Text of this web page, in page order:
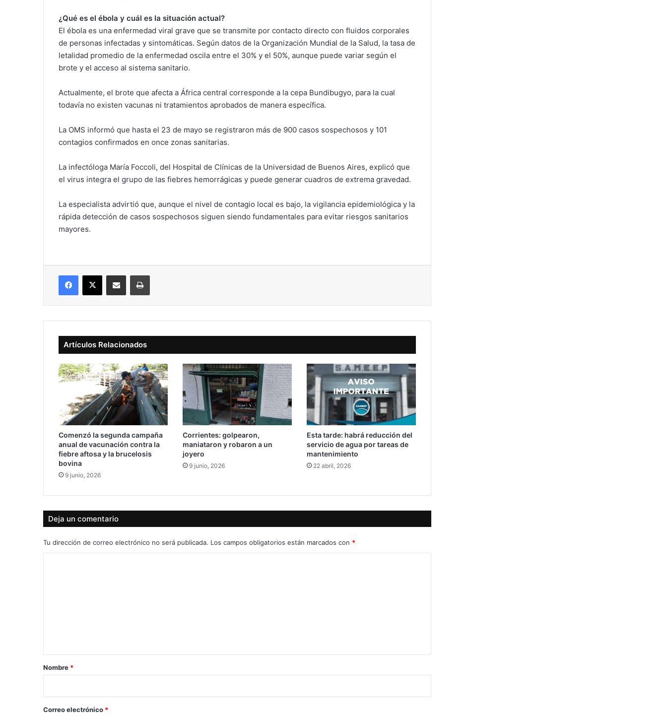
¿Qué es el ébola y cuál es la situación actual?
El ébola es una enfermedad viral grave que se transmite por contacto directo con fluidos corporales
de personas infectadas y sintomáticas. Según datos de la Organización Mundial de la Salud, la tasa de
letalidad promedio de la enfermedad oscila entre el 30% y el 50%, aunque puede variar según el
brote y el acceso al sistema sanitario.
Actualmente, el brote que afecta a África central corresponde a la cepa Bundibugyo, para la cual
todavía no existen vacunas ni tratamientos aprobados de manera específica.
La OMS informó que hasta el 23 de mayo se registraron más de 900 casos sospechosos y 101
contagios confirmados en once zonas sanitarias.
La infectóloga María Foccoli, del Hospital de Clínicas de la Universidad de Buenos Aires, explicó que
el virus integra el grupo de las fiebres hemorrágicas y puede generar cuadros de extrema gravedad.
La especialista advirtió que, aunque el nivel de contagio local es bajo, la vigilancia epidemiológica y la
rápida detección de casos sospechosos siguen siendo fundamentales para evitar riesgos sanitarios
mayores.
Facebook
X Compartir vía correo electrónicoImprimir
Artículos Relacionados
Comenzó la segunda campaña
anual de vacunación contra la
fiebre aftosa y la brucelosis
bovina
9 junio, 2026
Corrientes: golpearon,
maniataron y robaron a un
joyero
9 junio, 2026
Esta tarde: habrá reducción del
servicio de agua por tareas de
mantenimiento
22 abril, 2026
Deja un comentario
Tu dirección de correo electrónico no será publicada. Los campos obligatorios están marcados con *
r
*
Nombre *
Correo electrónico *